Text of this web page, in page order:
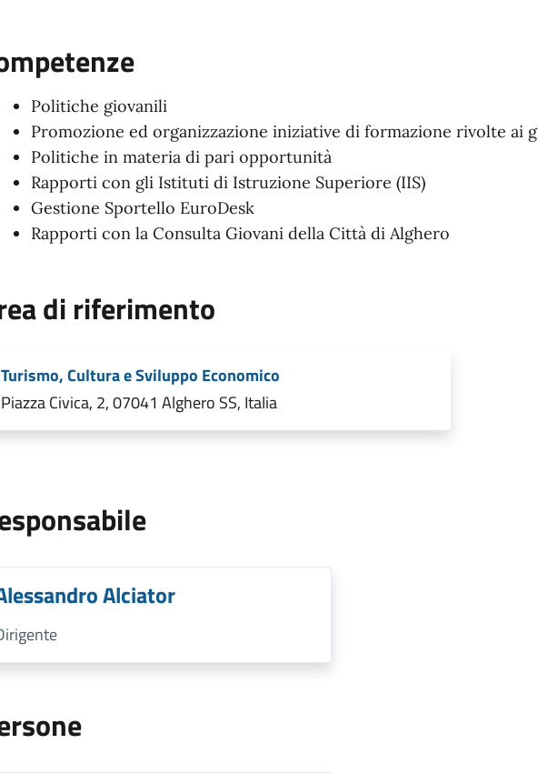
Politiche giovanili
Promozione ed organizzazione iniziative di formazione rivolte ai
Politiche in materia di pari opportunità
Rapporti con gli Istituti di Istruzione Superiore (IIS)
Gestione Sportello EuroDesk
Rapporti con la Consulta Giovani della Città di Alghero
di riferimento
Turismo, Cultura e Sviluppo Economico
Piazza Civica, 2, 07041 Alghero SS, Italia
Alciator